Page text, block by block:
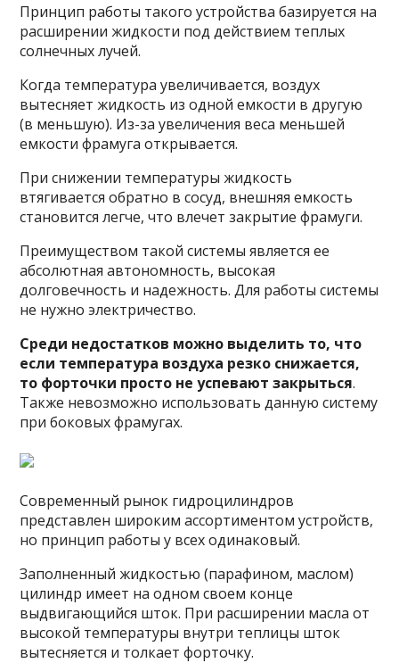
Принцип работы такого устройства базируется на
расширении жидкости под действием теплых
солнечных лучей.
Когда температура увеличивается, воздух
вытесняет жидкость из одной емкости в другую
(в меньшую). Из-за увеличения веса меньшей
емкости фрамуга открывается.
При снижении температуры жидкость
втягивается обратно в сосуд, внешняя емкость
становится легче, что влечет закрытие фрамуги.
Преимуществом такой системы является ее
абсолютная автономность, высокая
долговечность и надежность. Для работы системы
не нужно электричество.
Среди недостатков можно выделить то, что
если температура воздуха резко снижается,
то форточки просто не успевают закрыться.
Также невозможно использовать данную систему
при боковых фрамугах.
Современный рынок гидроцилиндров
представлен широким ассортиментом устройств,
но принцип работы у всех одинаковый.
Заполненный жидкостью (парафином, маслом)
цилиндр имеет на одном своем конце
выдвигающийся шток. При расширении масла от
высокой температуры внутри теплицы шток
вытесняется и толкает форточку.